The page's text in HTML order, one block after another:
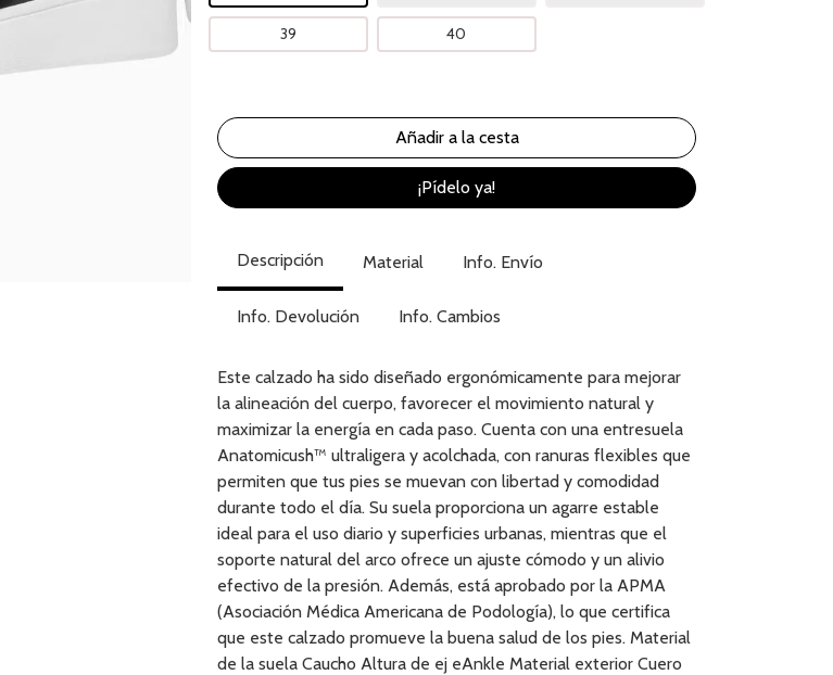
39 40
¡Pídelo ya!
Descripción Material Info. Envío
Info. Devolución Info. Cambios
Este calzado ha sido diseñado ergonómicamente para mejorar
la alineación del cuerpo, favorecer el movimiento natural y
maximizar la energía en cada paso. Cuenta con una entresuela
Anatomicush™ ultraligera y acolchada, con ranuras flexibles que
permiten que tus pies se muevan con libertad y comodidad
durante todo el día. Su suela proporciona un agarre estable
ideal para el uso diario y superficies urbanas, mientras que el
soporte natural del arco ofrece un ajuste cómodo y un alivio
efectivo de la presión. Además, está aprobado por la APMA
(Asociación Médica Americana de Podología), lo que certifica
que este calzado promueve la buena salud de los pies. Material
de la suela Caucho Altura de ej eAnkle Material exterior Cuero